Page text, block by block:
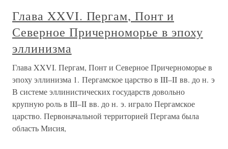
Глава XXVI. Пергам, Понт и
Северное Причерноморье в эпоху
эллинизма
Глава XXVI. Пергам, Понт и Северное Причерноморье в
эпоху эллинизма 1. Пергамское царство в III–II вв. до н. э
В системе эллинистических государств довольно
крупную роль в III–II вв. до н. э. играло Пергамское
царство. Первоначальной территорией Пергама была
область Мисия,